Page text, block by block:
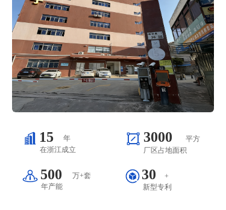
15
年
在浙江成立
平方
厂区占地面积
30
500
3000
万+套
年产能
+
新型专利